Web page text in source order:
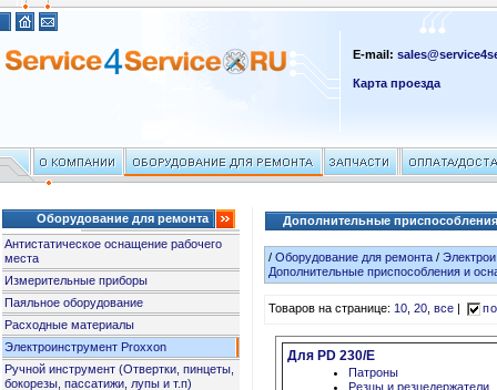
E-mail:
Карта проезда
Оборудование для ремонта
Антистатическое оснащение рабочего
места
Измерительные приборы
Паяльное оборудование
Расходные материалы
Электроинструмент Proxxon
Ручной инструмент (Отвертки, пинцеты,
бокорезы, пассатижи, лупы и т.п)
Дополнительные приспособления
/Оборудование для ремонта /
Дополнительные приспособления и
Товаров на странице:10,20,все
Для PD 230/E
Патроны
Резцы и резцедержатели